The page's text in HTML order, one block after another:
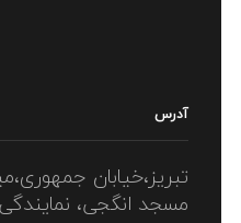
آدرس
تبریز،خیابان
مسجد انگجی،